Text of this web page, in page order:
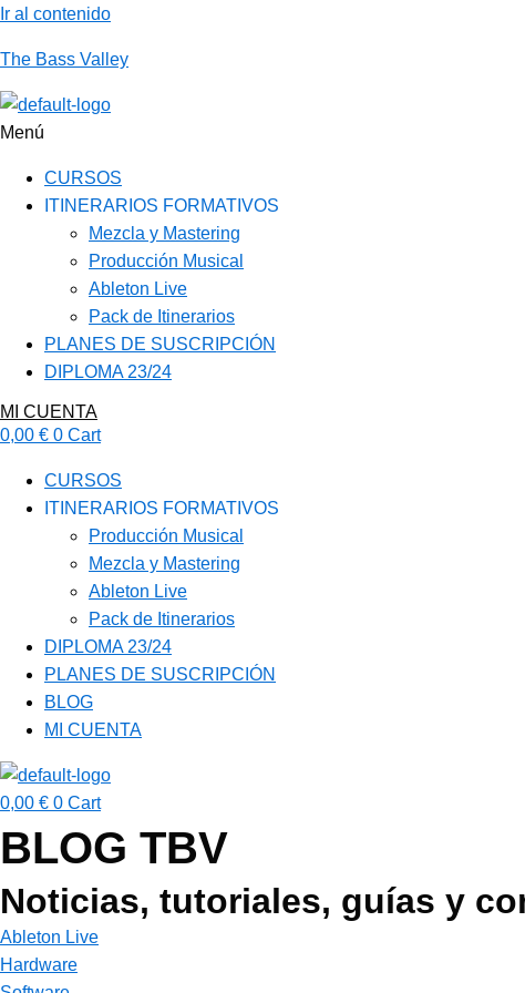
Ir al contenido
The Bass Valley
Menú
CURSOS
ITINERARIOS FORMATIVOS
Mezcla y Mastering
Producción Musical
Ableton Live
Pack de Itinerarios
PLANES DE SUSCRIPCIÓN
DIPLOMA 23/24
MI CUENTA
0,00 € 0 Cart
CURSOS
ITINERARIOS FORMATIVOS
Producción Musical
Mezcla y Mastering
Ableton Live
Pack de Itinerarios
DIPLOMA 23/24
PLANES DE SUSCRIPCIÓN
BLOG
MI CUENTA
0,00 € 0 Cart
BLOG TBV
Noticias, tutoriales, guías y
Ableton Live
Hardware